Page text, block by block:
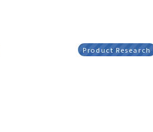
Product Research